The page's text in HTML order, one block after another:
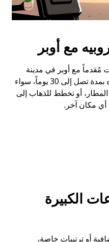
مع أوبر
مُقدماً مع أوبر في مدينة
روبيه. اطلب مشواراً قبل موعده بمدة تصل إلى 30 يوماً، سواء
أو تخطط للذهاب إلى
أي مكان آخر.
الكبيرة
أو ترتيبات خاصة،